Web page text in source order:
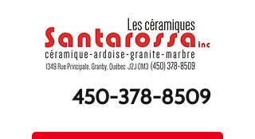
450-378-8509